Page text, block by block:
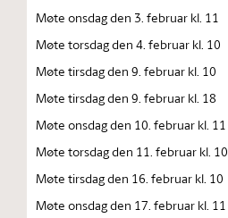
Møte onsdag den 3. februar kl. 11
Møte torsdag den 4. februar kl. 10
Møte tirsdag den 9. februar kl. 10
Møte tirsdag den 9. februar kl. 18
Møte onsdag den 10. februar kl. 11
Møte torsdag den 11. februar kl. 10
Møte tirsdag den 16. februar kl. 10
Møte onsdag den 17. februar kl. 11